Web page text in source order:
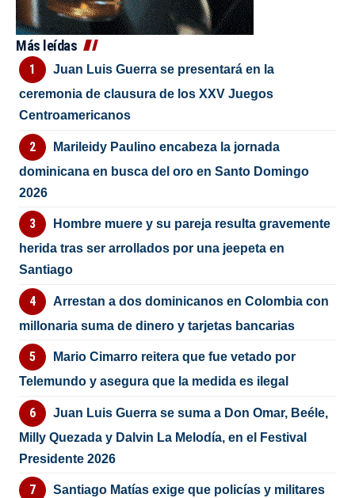
Más leídas
Juan Luis Guerra se presentará en la
ceremonia de clausura de los XXV Juegos
Centroamericanos
Marileidy Paulino encabeza la jornada
dominicana en busca del oro en Santo Domingo
2026
Hombre muere y su pareja resulta gravemente
herida tras ser arrollados por una jeepeta en
Santiago
Arrestan a dos dominicanos en Colombia con
millonaria suma de dinero y tarjetas bancarias
Mario Cimarro reitera que fue vetado por
Telemundo y asegura que la medida es ilegal
Juan Luis Guerra se suma a Don Omar, Beéle,
Milly Quezada y Dalvin La Melodía, en el Festival
Presidente 2026
Santiago Matías exige que policías y militares